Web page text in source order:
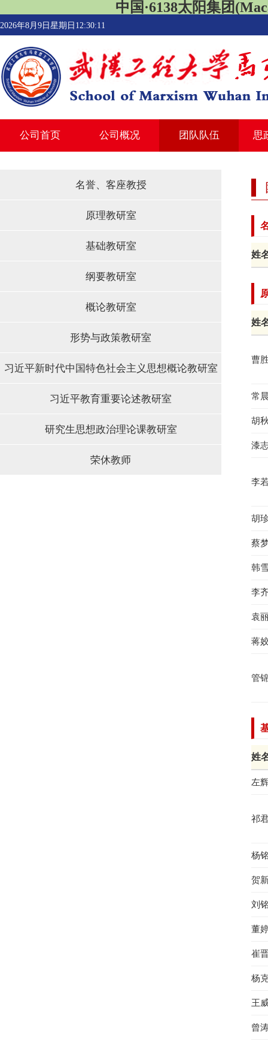
中国·6138太阳集团
2026年8月9日星期日12:30:12
公司首页 公司概况 团队队伍 思
名誉、客座教授
原理教研室
基础教研室
纲要教研室
概论教研室
形势与政策教研室
习近平新时代中国特色社会主义思想概论教研室
习近平教育重要论述教研室
研究生思想政治理论课教研室
荣休教师
姓
姓
曹
常
胡
漆
李
胡
蔡
韩
李
袁
蒋
管
姓
左
祁
杨
贺
刘
董
崔
杨
王
曾